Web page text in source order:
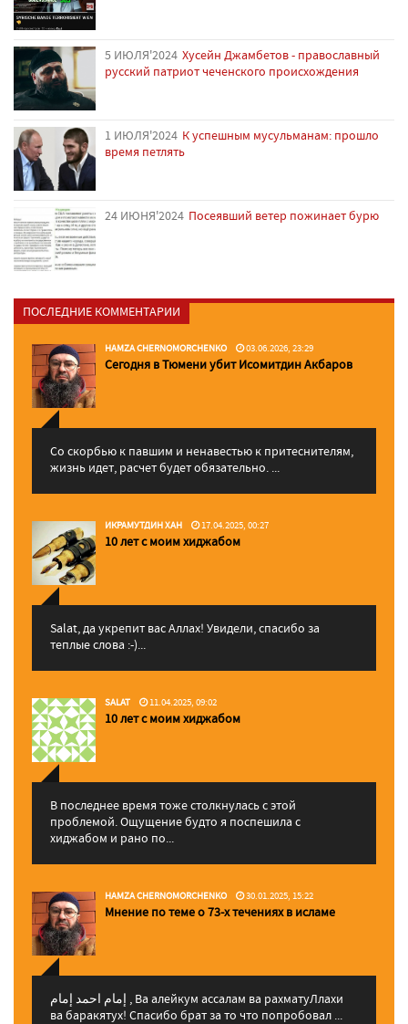
5 ИЮЛЯ'2024 Хусейн Джамбетов - православный
русский патриот чеченского происхождения
1 ИЮЛЯ'2024 К успешным мусульманам: прошло
время петлять
24 ИЮНЯ'2024 Посеявший ветер пожинает бурю
ПОСЛЕДНИЕ КОММЕНТАРИИ
HAMZA CHERNOMORCHENKO 03.06.2026, 23:29
Сегодня в Тюмени убит Исомитдин Акбаров
Со скорбью к павшим и ненавестью к притеснителям,
жизнь идет, расчет будет обязательно. ...
ИКРАМУТДИН ХАН 17.04.2025, 00:27
10 лет с моим хиджабом
Salat, да укрепит вас Аллаx! Увидели, спасибо за
теплые слова :-)...
SALAT 11.04.2025, 09:02
10 лет с моим хиджабом
В последнее время тоже столкнулась с этой
проблемой. Ощущение будто я поспешила с
хиджабом и рано по...
HAMZA CHERNOMORCHENKO 30.01.2025, 15:22
Мнение по теме о 73-х течениях в исламе
إمام احمد إمام , Ва алейкум ассалам ва рахматуЛлахи
ва баракятух! Спасибо брат за то что попробовал ...